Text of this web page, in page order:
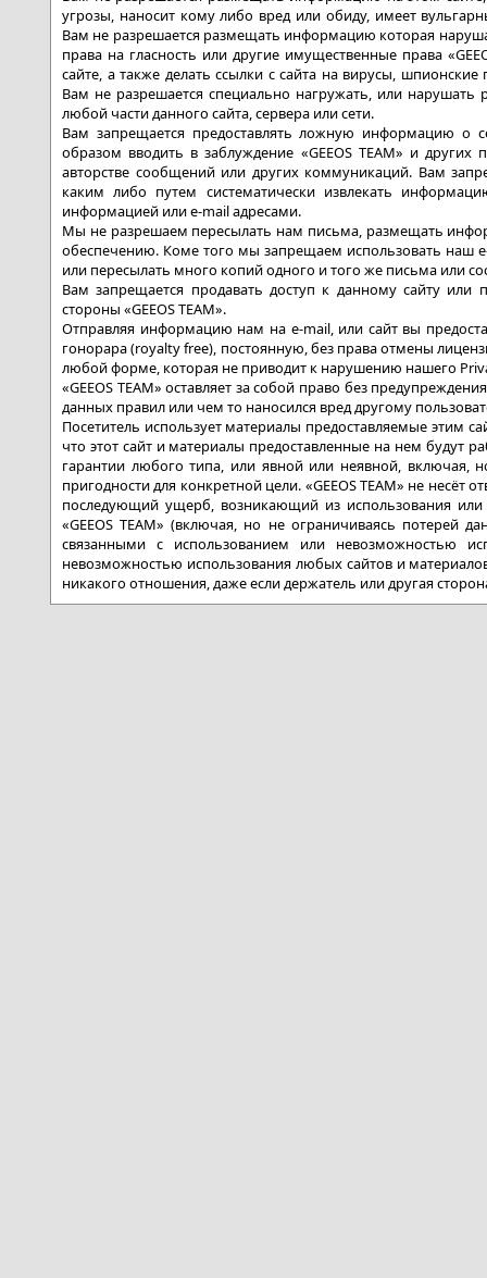
угрозы, наносит кому либо вред или обиду, имеет
Вам не разрешается размещать информацию которая
права на гласность или другие имущественные права
сайте, а также делать ссылки с сайта на вирусы,
Вам не разрешается специально нагружать, или нарушать
любой части данного сайта, сервера или сети.
Вам запрещается предоставлять ложную информацию о
образом вводить в заблуждение «GEEOS TEAM» и
авторстве сообщений или других коммуникаций. Вам
каким либо путем систематически извлекать
информацией или e-mail адресами.
Мы не разрешаем пересылать нам письма, размещать
обеспечению. Коме того мы запрещаем использовать наш
или пересылать много копий одного и того же письма или
Вам запрещается продавать доступ к данному сайту или
стороны «GEEOS TEAM».
Отправляя информацию нам на e-mail, или сайт вы
гонорара (royalty free), постоянную, без права отмены
любой форме, которая не приводит к нарушению нашего
«GEEOS TEAM» оставляет за собой право без
данных правил или чем то наносился вред другому
Посетитель использует материалы предоставляемые этим
что этот сайт и материалы предоставленные на нем будут
гарантии любого типа, или явной или неявной, включая,
пригодности для конкретной цели. «GEEOS TEAM» не
последующий ущерб, возникающий из использования или
«GEEOS TEAM» (включая, но не ограничиваясь
связанными с использованием или невозможностью
невозможностью использования любых сайтов и
никакого отношения, даже если держатель или другая